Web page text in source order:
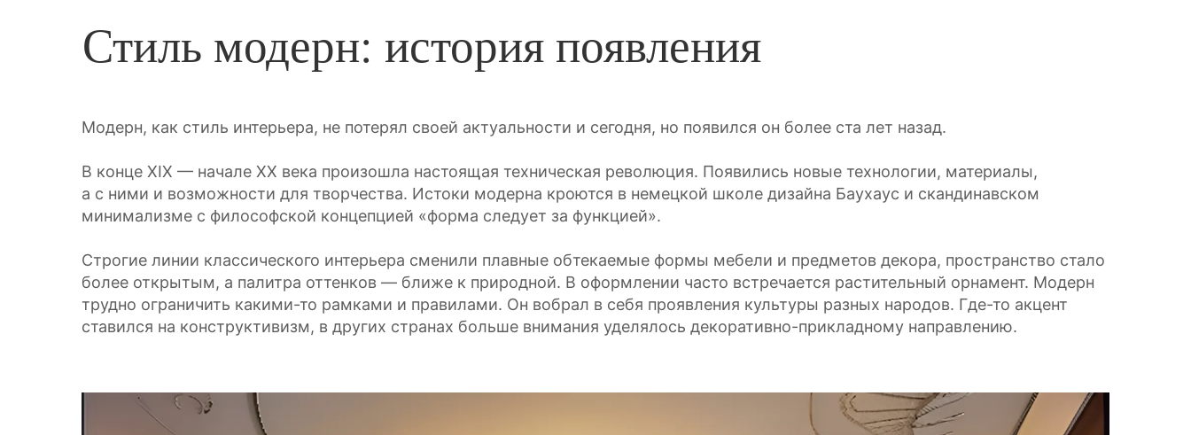
Стиль модерн: история появления
Модерн, как стиль интерьера, не потерял своей актуальности и сегодня, но появился он более ста лет назад.
В конце XIX — начале XX века произошла настоящая техническая революция. Появились новые технологии, материалы,
а с ними и возможности для творчества. Истоки модерна кроются в немецкой школе дизайна Баухаус и скандинавском
минимализме с философской концепцией «форма следует за функцией».
Строгие линии классического интерьера сменили плавные обтекаемые формы мебели и предметов декора, пространство стало
более открытым, а палитра оттенков — ближе к природной. В оформлении часто встречается растительный орнамент. Модерн
трудно ограничить какими-то рамками и правилами. Он вобрал в себя проявления культуры разных народов. Где-то акцент
ставился на конструктивизм, в других странах больше внимания уделялось декоративно-прикладному направлению.